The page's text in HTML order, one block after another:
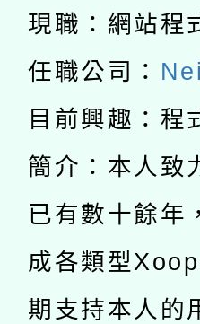
公告之
一案。
兒童少
答一案
有關本
人員健
心」，
案。
本校115
招甄選
招)
適應運
本館辦
暨閱讀
科技賦
礎課程
A3數位
現職：網站程
任職公司：
目前興趣：程
簡介：本人致
已有數十餘年
成各類型
期支持本人的